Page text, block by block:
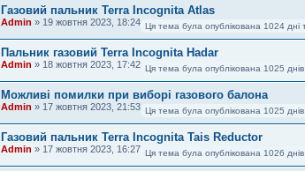
Газовий пальник Terra Incognita Atlas
Admin » 19 жовтня 2023, 18:24 Ця тема була опублікована 1024 дні
Пальник газовий Terra Incognita Hadar
Admin » 18 жовтня 2023, 17:42 Ця тема була опублікована 1025
Можливі помилки при виборі газового балона
Admin » 17 жовтня 2023, 21:53 Ця тема була опублікована 1025
Газовий пальник Terra Incognita Tais Reductor
Admin » 17 жовтня 2023, 16:27 Ця тема була опублікована 1026